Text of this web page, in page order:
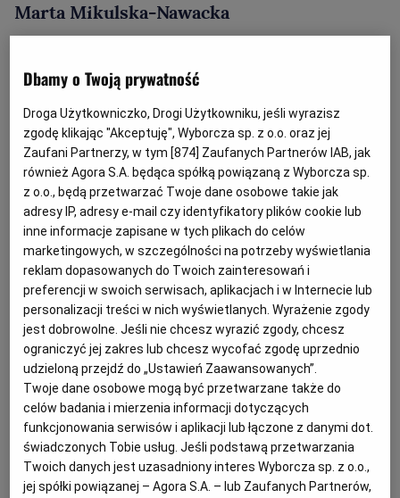
Marta Mikulska-Nawacka
9wraz z załącznikami jest jawny.
Pytanie:
Wprzetargu nieograniczonympowyżejprogów
unijnychz zastosowaniem procedury odwróconej
prowadzonej zgodnie z art. 24aaustawy Pzp
z wykonawców zwrócił się do zamawiającego o
umożliwienie mu na podstawie art. 96 ust. 3
ustawy Pzpwglądu do protokołu. Żąda
udostępnienia treści złożonych ofert jak również
kompletnej dokumentacji, która wpłynie w
postępowaniu w drodze wyjaśnień i/lub uzupełnień
do ofert. Czy zamawiający powinien udostępnić
wnioskującemu wyjaśnienia dotyczące rażąco
niskiej cenyprzed wyborem najkorzystniejszej
oferty? Czy oświadczenia i dokumenty składane na
Dbamy o Twoją prywatność
Droga Użytkowniczko, Drogi Użytkowniku, jeśli wyrazisz
zgodę klikając "Akceptuję", Wyborcza sp. z o.o. oraz jej
Zaufani Partnerzy, w tym [874] Zaufanych Partnerów IAB, jak
również Agora S.A. będąca spółką powiązaną z Wyborcza sp.
z o.o., będą przetwarzać Twoje dane osobowe takie jak
adresy IP, adresy e-mail czy identyfikatory plików cookie lub
inne informacje zapisane w tych plikach do celów
marketingowych, w szczególności na potrzeby wyświetlania
reklam dopasowanych do Twoich zainteresowań i
preferencji w swoich serwisach, aplikacjach i w Internecie lub
personalizacji treści w nich wyświetlanych. Wyrażenie zgody
jest dobrowolne. Jeśli nie chcesz wyrazić zgody, chcesz
ograniczyć jej zakres lub chcesz wycofać zgodę uprzednio
udzieloną przejdź do „Ustawień Zaawansowanych”.
Twoje dane osobowe mogą być przetwarzane także do
celów badania i mierzenia informacji dotyczących
funkcjonowania serwisów i aplikacji lub łączone z danymi dot.
świadczonych Tobie usług. Jeśli podstawą przetwarzania
Twoich danych jest uzasadniony interes Wyborcza sp. z o.o.,
jej spółki powiązanej – Agora S.A. – lub Zaufanych Partnerów,